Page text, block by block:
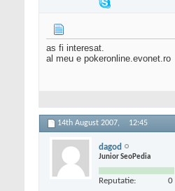
as fi interesat.
al meu e pokeronline.evonet.ro
14th August 2007, 12:45
dagod
Junior SeoPedia
Reputatie: 0